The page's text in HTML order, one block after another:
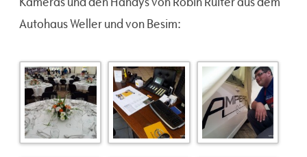
Autohaus Weller und von Besim: